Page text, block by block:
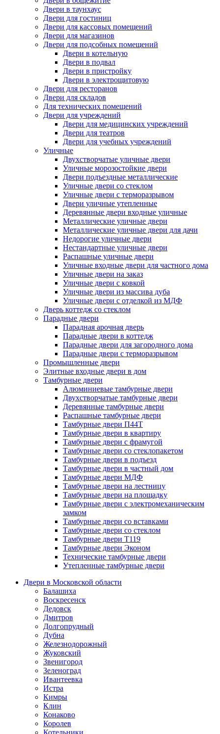
Двери в таунхаус
Двери для гостиниц
Двери для кассовых помещений
Двери для магазинов
Двери для подсобных помещений
Двери в котельную
Двери в подвал
Двери в пристройку
Двери в электрощитовую
Двери для ресторанов
Двери для складов
Для технических помещений
Двери для учреждений
Двери для медицинских учреждений
Двери для театров
Двери для учебных учреждений
Уличные
Двухстворчатые уличные двери
Уличные морозостойкие двери
Двери подъездные металлические
Уличные двери со стеклом
Уличные двери с терморазрывом
Двери уличные утепленные
Деревянные двери входные уличные
Металлические уличные двери
Металлические уличные двери для дачи
Недорогие уличные двери
Нестандартные уличные двери
Распашные уличные двери
Уличные входные двери для частного дома
Уличные двери на заказ
Уличные двери с ковкой
Уличные двери из массива дуба
Уличные двери с отделкой из МДФ
Дверь коттедж со стеклом
Парадные двери
Парадная арочная дверь
Парадные двери в коттедж
Парадные двери для загородного дома
Парадные двери с терморазрывом
Промышленные двери
Элитные входные двери в дом
Тамбурные двери
Алюминиевые тамбурные двери
Двухстворчатые тамбурные двери
Деревянные тамбурные двери
Распашные тамбурные двери
Тамбурные двери П44Т
Тамбурные двери в квартиру
Тамбурные двери с фрамугой
Тамбурные двери со стеклопакетом
Тамбурные двери в подъезд
Тамбурные двери в частный дом
Тамбурные двери МДФ
Тамбурные двери на лестницу
Тамбурные двери на площадку
Тамбурные двери с электромеханическим
замком
Тамбурные двери со вставками
Тамбурные двери со стеклом
Тамбурные двери Т119
Тамбурные двери Эконом
Технические тамбурные двери
Утепленные тамбурные двери
Двери в Московской области
Балашиха
Воскресенск
Дедовск
Дмитров
Долгопрудный
Дубна
Железнодорожный
Жуковский
Звенигород
Зеленоград
Ивантеевка
Истра
Кимры
Клин
Конаково
Королев
Котельники